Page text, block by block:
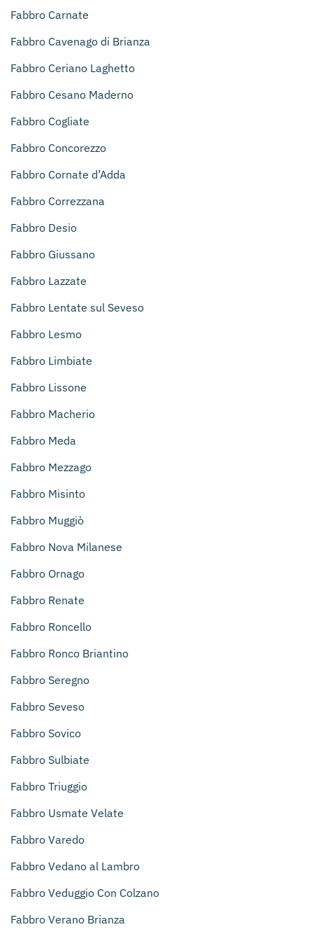
Fabbro Carnate
Fabbro Cavenago di Brianza
Fabbro Ceriano Laghetto
Fabbro Cesano Maderno
Fabbro Cogliate
Fabbro Concorezzo
Fabbro Cornate d’Adda
Fabbro Correzzana
Fabbro Desio
Fabbro Giussano
Fabbro Lazzate
Fabbro Lentate sul Seveso
Fabbro Lesmo
Fabbro Limbiate
Fabbro Lissone
Fabbro Macherio
Fabbro Meda
Fabbro Mezzago
Fabbro Misinto
Fabbro Muggiò
Fabbro Nova Milanese
Fabbro Ornago
Fabbro Renate
Fabbro Roncello
Fabbro Ronco Briantino
Fabbro Seregno
Fabbro Seveso
Fabbro Sovico
Fabbro Sulbiate
Fabbro Triuggio
Fabbro Usmate Velate
Fabbro Varedo
Fabbro Vedano al Lambro
Fabbro Veduggio Con Colzano
Fabbro Verano Brianza